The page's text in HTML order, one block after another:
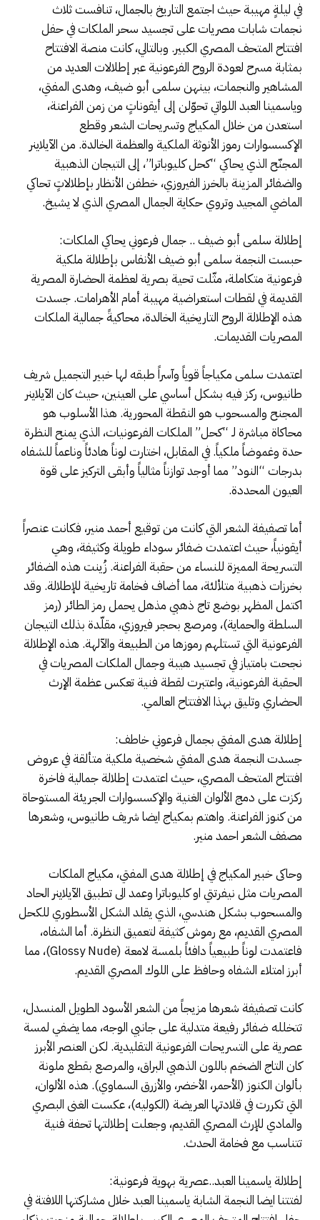
في ليلةٍ مهيبة حيث اجتمع التاريخ بالجمال، تنافست ثلاث
نجمات شابات مصريات على تجسيد سحر الملكات في حفل
افتتاح المتحف المصري الكبير. وبالتالي، كانت منصة الافتتاح
بمثابة مسرح لعودة الروح الفرعونية عبر إطلالات العديد من
المشاهير والنجمات، بينهن سلمى أبو ضيف، وهدى المفتي،
وياسمينا العبد اللواتي تحوّلن إلى أيقوناتٍ من زمن الفراعنة،
استعدن من خلال المكياج وتسريحات الشعر وقطع
الإكسسوارات رموز الأنوثة الملكية والعظمة الخالدة. من الآيلاينر
المجنّح الذي يحاكي “كحل كليوباترا”، إلى التيجان الذهبية
والضفائر المزينة بالخرز الفيروزي، خطفن الأنظار بإطلالاتٍ تحاكي
الماضي المجيد وتروي حكاية الجمال المصري الذي لا يشيخ.
إطلالة سلمى أبو ضيف .. جمال فرعوني يحاكي الملكات:
حبست النجمة سلمى أبو ضيف الأنفاس بإطلالة ملكية
فرعونية متكاملة، مثّلت تحية بصرية لعظمة الحضارة المصرية
القديمة في لقطات استعراضية مهيبة أمام الأهرامات. جسدت
هذه الإطلالة الروح التاريخية الخالدة، محاكيةً جمالية الملكات
المصريات القديمات.
اعتمدت سلمى مكياجاً قوياً وآسراً طبقه لها خبير التجميل شريف
طانيوس، ركز فيه بشكل أساسي على العينين، حيث كان الآيلاينر
المجنح والمسحوب هو النقطة المحورية. هذا الأسلوب هو
محاكاة مباشرة لـ “كحل” الملكات الفرعونيات، الذي يمنح النظرة
حدة وغموضاً ملكياً. في المقابل، اختارت لوناً هادئاً وناعماً للشفاه
بدرجات “النود” مما أوجد توازناً مثالياً وأبقى التركيز على قوة
العيون المحددة.
أما تصفيفة الشعر التي كانت من توقيع أحمد منير، فكانت عنصراً
أيقونياً، حيث اعتمدت ضفائر سوداء طويلة وكثيفة، وهي
التسريحة المميزة للنساء من حقبة الفراعنة. زُينت هذه الضفائر
بخرزات ذهبية متلألئة، مما أضاف فخامة تاريخية للإطلالة. وقد
اكتمل المظهر بوضع تاج ذهبي مذهل يحمل رمز الطائر (رمز
السلطة والحماية)، ومرصع بحجر فيروزي، مقلّدة بذلك التيجان
الفرعونية التي تستلهم رموزها من الطبيعة والآلهة. هذه الإطلالة
نجحت بامتياز في تجسيد هيبة وجمال الملكات المصريات في
الحقبة الفرعونية، واعتبرت لقطة فنية تعكس عظمة الإرث
الحضاري وتليق بهذا الافتتاح العالمي.
إطلالة هدى المفتي بجمال فرعوني خاطف:
جسدت النجمة هدى المفتي شخصية ملكية متألقة في عروض
افتتاح المتحف المصري، حيث اعتمدت إطلالة جمالية فاخرة
ركزت على دمج الألوان الغنية والإكسسوارات الجريئة المستوحاة
من كنوز الفراعنة. واهتم بمكياج ايضا شريف طانيوس، وشعرها
مصفف الشعر احمد منير.
وحاكى خبير المكياج في إطلالة هدى المفتي، مكياج الملكات
المصريات مثل نيفرتتي او كليوباترا وعمد الى تطبيق الآيلاينر الحاد
والمسحوب بشكل هندسي، الذي يقلد الشكل الأسطوري للكحل
المصري القديم، مع رموش كثيفة لتعميق النظرة. أما الشفاه،
فاعتمدت لوناً طبيعياً دافئاً بلمسة لامعة (Glossy Nude)، مما
أبرز امتلاء الشفاه وحافظ على اللوك المصري القديم.
كانت تصفيفة شعرها مزيجاً من الشعر الأسود الطويل المنسدل،
تتخلله ضفائر رفيعة متدلية على جانبي الوجه، مما يضفي لمسة
عصرية على التسريحات الفرعونية التقليدية. لكن العنصر الأبرز
كان التاج الضخم باللون الذهبي البراق، والمرصع بقطع ملونة
بألوان الكنوز (الأحمر، الأخضر، والأزرق السماوي). هذه الألوان،
التي تكررت في قلادتها العريضة (الكوليه)، عكست الغنى البصري
والمادي للإرث المصري القديم، وجعلت إطلالتها تحفة فنية
تتناسب مع فخامة الحدث.
إطلالة ياسمينا العبد..عصرية بهوية فرعونية:
لفتتنا ايضا النجمة الشابة ياسمينا العبد خلال مشاركتها اللافتة في